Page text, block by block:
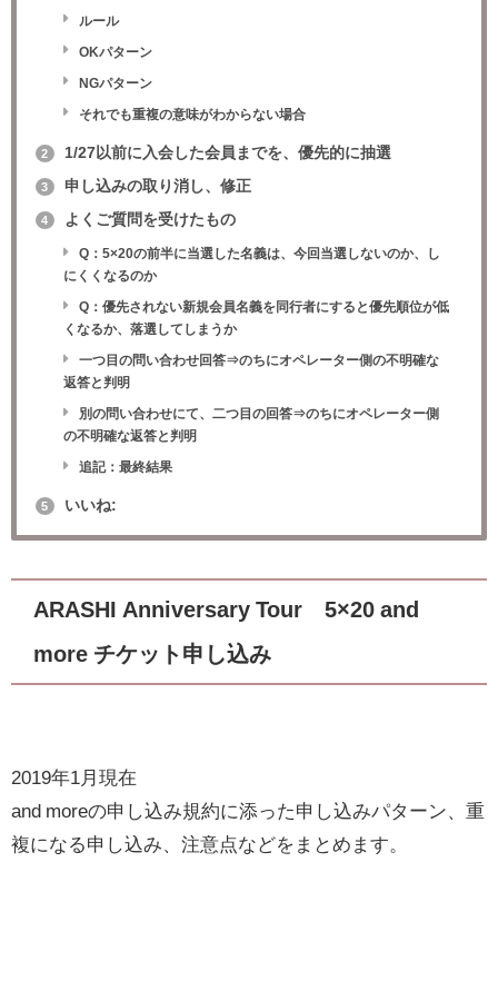
ルール
OKパターン
NGパターン
それでも重複の意味がわからない場合
2 1/27以前に入会した会員までを、優先的に抽選
3 申し込みの取り消し、修正
4 よくご質問を受けたもの
Q：5×20の前半に当選した名義は、今回当選しないのか、し
にくくなるのか
Q：優先されない新規会員名義を同行者にすると優先順位が低
くなるか、落選してしまうか
一つ目の問い合わせ回答⇒のちにオペレーター側の不明確な
返答と判明
別の問い合わせにて、二つ目の回答⇒のちにオペレーター側
の不明確な返答と判明
追記：最終結果
5 いいね:
ARASHI Anniversary Tour 5×20 and
more チケット申し込み
2019年1月現在
and moreの申し込み規約に添った申し込みパターン、重
複になる申し込み、注意点などをまとめます。